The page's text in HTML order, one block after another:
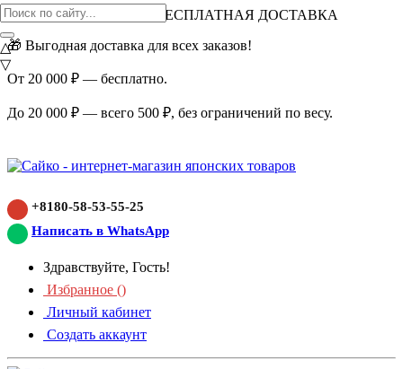
ВНИМАНИЕ АКЦИЯ!
БЕСПЛАТНАЯ ДОСТАВКА
🎁 Выгодная доставка для всех заказов!
От 20 000 ₽ — бесплатно.
До 20 000 ₽ — всего 500 ₽, без ограничений по весу.
+8180-58-53-55-25
Написать в WhatsApp
Здравствуйте, Гость!
Избранное ()
Личный кабинет
Создать аккаунт
△
▽